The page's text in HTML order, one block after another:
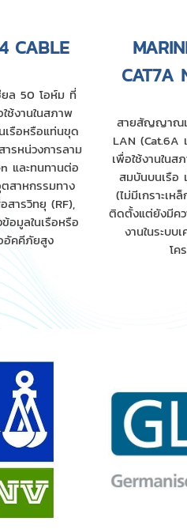
CABLE
ล 50 โอห์ม ที่
ช้งานในสภาพ
เรือหรือแท่นขุด
ารหน่วงการลาม
และทนทานต่อ
สาหกรรมทาง
สารวิทยุ (RF),
อมูลในเรือหรือ
อัคคีภัยสูง
CAT7A
สายสัญญาณเ
LAN (Cat.6A
เพื่อใช้งานใน
สมบันบนเรือ
(ไม่มีเกราะเห
ติดตั้งแต่ยังมีคว
งานในระบบ
โค